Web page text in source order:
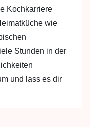
Kochkarriere
wie
Stunden in der
und lass es dir